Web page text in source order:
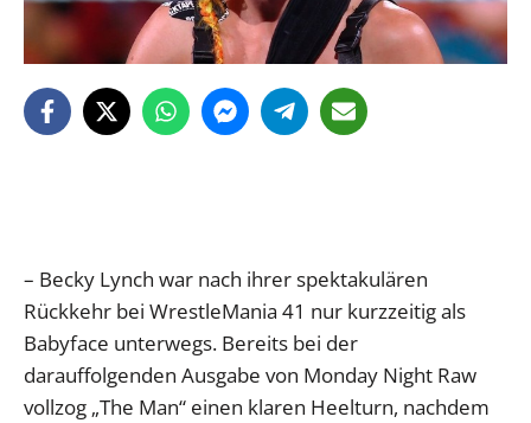
– Becky Lynch war nach ihrer spektakulären
Rückkehr bei WrestleMania 41 nur kurzzeitig als
Babyface unterwegs. Bereits bei der
darauffolgenden Ausgabe von Monday Night Raw
vollzog „The Man“ einen klaren Heelturn, nachdem